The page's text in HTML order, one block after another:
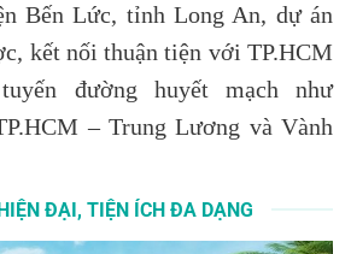
Bến Lức, tỉnh Long An, dự án
kết nối thuận tiện với TP.HCM
đường huyết mạch như
– Trung Lương và Vành
ĐẠI, TIỆN ÍCH ĐA DẠNG